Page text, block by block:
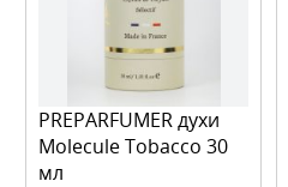
PREPARFUMER духи
Molecule Tobacco 30
мл